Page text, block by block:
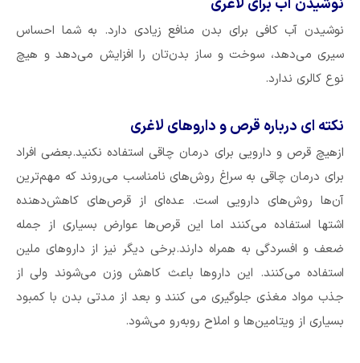
نوشیدن آب کافی برای بدن منافع زیادی دارد. به شما احساس
سیری می‌دهد، سوخت و ساز بدن‌تان را افزایش می‌دهد و هیچ
نوع کالری ندارد.
نکته ای درباره قرص و داروهای لاغری
ازهیچ قرص و دارویی برای درمان چاقی استفاده نکنید.بعضی افراد
برای درمان چاقی به سراغ روش‌های نامناسب می‌روند که مهم‌ترین
آن‌ها روش‌های دارویی است. عده‌ای از قرص‌های کاهش‌دهنده
اشتها استفاده می‌کنند اما این قرص‌ها عوارض بسیاری از جمله
ضعف و افسردگی به همراه دارند.برخی دیگر نیز از دارو‌های ملین
استفاده می‌کنند. این دارو‌ها باعث کاهش وزن می‌شوند ولی از
جذب مواد مغذی جلوگیری می کنند و بعد از مدتی بدن با کمبود
بسیاری از ویتامین‌ها و املاح روبه‌رو می‌شود.